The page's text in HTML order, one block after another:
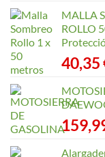
MALLA
ROLLO
40,35